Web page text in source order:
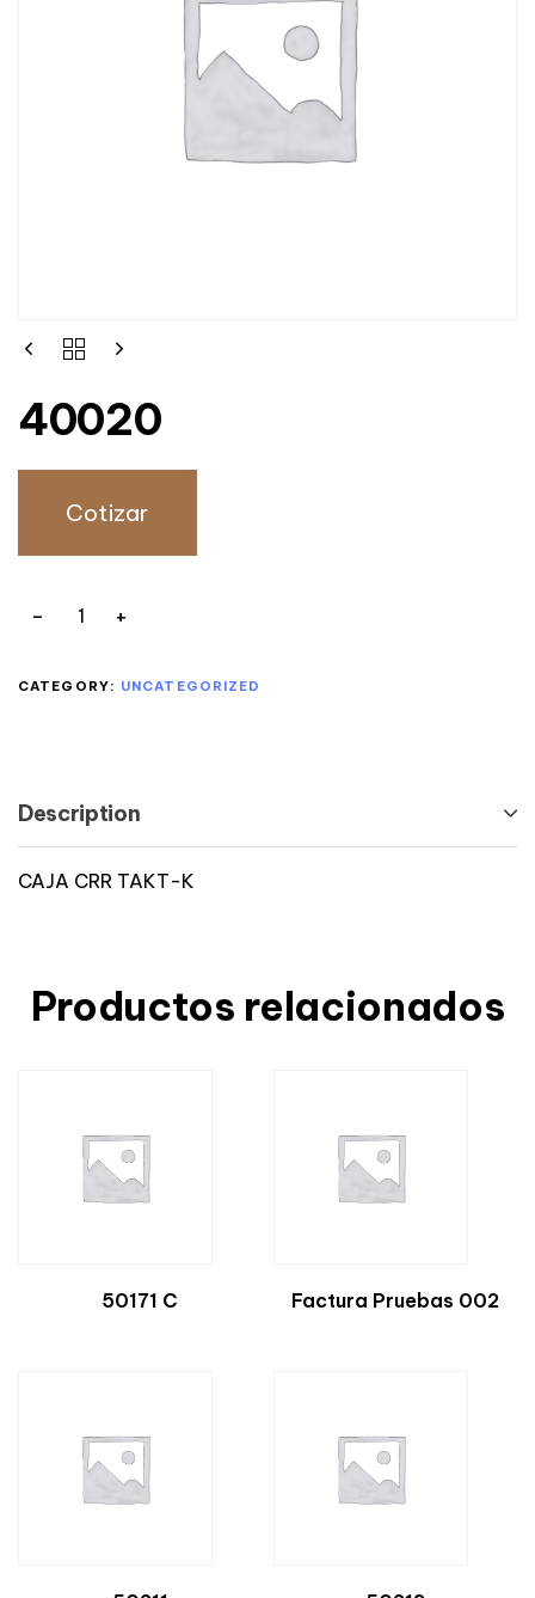
40020
Cotizar
CATEGORY: UNCATEGORIZED
Description
CAJA CRR TAKT-K
Productos relacionados
50171 C Factura Pruebas 002